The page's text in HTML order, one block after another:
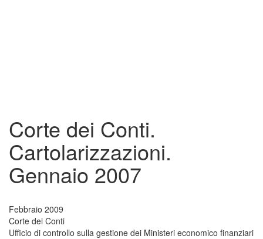
Corte dei Conti.
Cartolarizzazioni.
Gennaio 2007
Febbraio 2009
Corte dei Conti
Ufficio di controllo sulla gestione dei Ministeri economico finanziari